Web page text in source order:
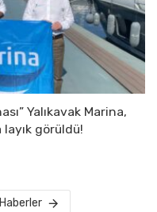
Yalıkavak Marina,
görüldü!